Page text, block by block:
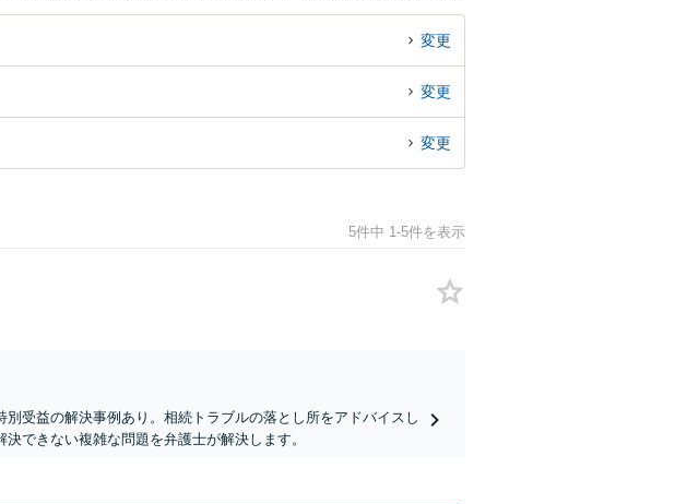
護士に相談したい』『相続人調査・確定のトラブル解決の実績豊富な近くの
約したい』などでお困りの相談者さんにおすすめです。
変更
変更
変更
5件中 1-5件を表示
別受益の解決事例あり。相続トラブルの落とし所をアドバイスし
できない複雑な問題を弁護士が解決します。